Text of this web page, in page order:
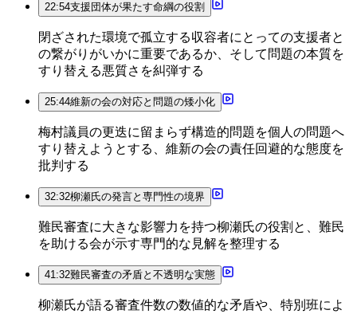
22:54支援団体が果たす命綱の役割
閉ざされた環境で孤立する収容者にとっての支援者と
の繋がりがいかに重要であるか、そして問題の本質を
すり替える悪質さを糾弾する
25:44維新の会の対応と問題の矮小化
梅村議員の更迭に留まらず構造的問題を個人の問題へ
すり替えようとする、維新の会の責任回避的な態度を
批判する
32:32柳瀬氏の発言と専門性の境界
難民審査に大きな影響力を持つ柳瀬氏の役割と、難民
を助ける会が示す専門的な見解を整理する
41:32難民審査の矛盾と不透明な実態
柳瀬氏が語る審査件数の数値的な矛盾や、特別班によ